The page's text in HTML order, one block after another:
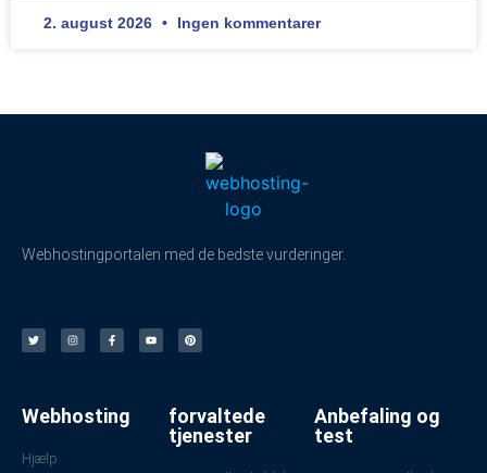
2. august 2026 Ingen kommentarer
Webhostingportalen med de bedste vurderinger.
Webhosting
Hjælp
forvaltede
tjenester
Anbefaling og
test